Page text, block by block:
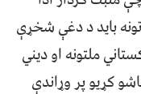
باید د دغې شخړې
ملتونه او دیني
کړیو پر وړاندې